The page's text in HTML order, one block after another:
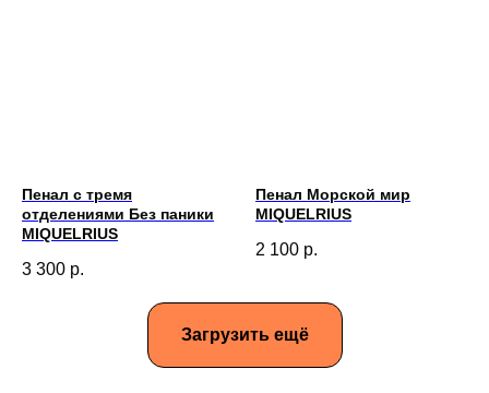
Пенал с тремя
отделениями Без паники
MIQUELRIUS
3 300 р.
Пенал Морской мир
MIQUELRIUS
2 100 р.
Загрузить ещё